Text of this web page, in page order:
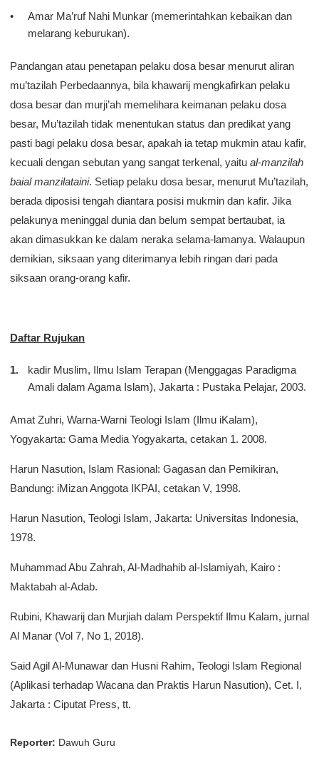
Amar Ma’ruf Nahi Munkar (memerintahkan kebaikan dan
melarang keburukan).
Pandangan atau penetapan pelaku dosa besar menurut aliran
mu’tazilah Perbedaannya, bila khawarij mengkafirkan pelaku
dosa besar dan murji’ah memelihara keimanan pelaku dosa
besar, Mu’tazilah tidak menentukan status dan predikat yang
pasti bagi pelaku dosa besar, apakah ia tetap mukmin atau kafir,
kecuali dengan sebutan yang sangat terkenal, yaitu al-manzilah
baial manzilataini. Setiap pelaku dosa besar, menurut Mu’tazilah,
berada diposisi tengah diantara posisi mukmin dan kafir. Jika
pelakunya meninggal dunia dan belum sempat bertaubat, ia
akan dimasukkan ke dalam neraka selama-lamanya. Walaupun
demikian, siksaan yang diterimanya lebih ringan dari pada
siksaan orang-orang kafir.
Daftar Rujukan
kadir Muslim, Ilmu Islam Terapan (Menggagas Paradigma
Amali dalam Agama Islam), Jakarta : Pustaka Pelajar, 2003.
Amat Zuhri, Warna-Warni Teologi Islam (Ilmu iKalam),
Yogyakarta: Gama Media Yogyakarta, cetakan 1. 2008.
Harun Nasution, Islam Rasional: Gagasan dan Pemikiran,
Bandung: iMizan Anggota IKPAI, cetakan V, 1998.
Harun Nasution, Teologi Islam, Jakarta: Universitas Indonesia,
1978.
Muhammad Abu Zahrah, Al-Madhahib al-Islamiyah, Kairo :
Maktabah al-Adab.
Rubini, Khawarij dan Murjiah dalam Perspektif Ilmu Kalam, jurnal
Al Manar (Vol 7, No 1, 2018).
Said Agil Al-Munawar dan Husni Rahim, Teologi Islam Regional
(Aplikasi terhadap Wacana dan Praktis Harun Nasution), Cet. I,
Jakarta : Ciputat Press, tt.
Reporter: Dawuh Guru